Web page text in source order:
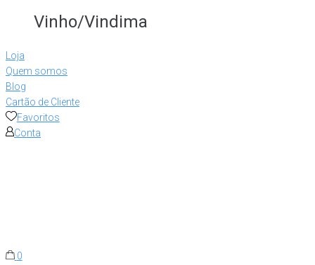
Vinho/Vindima
Loja
Quem somos
Blog
Cartão de Cliente
Favoritos
Conta
0